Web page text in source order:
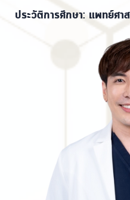
ประวัติการศึกษา: แพทย์ศ